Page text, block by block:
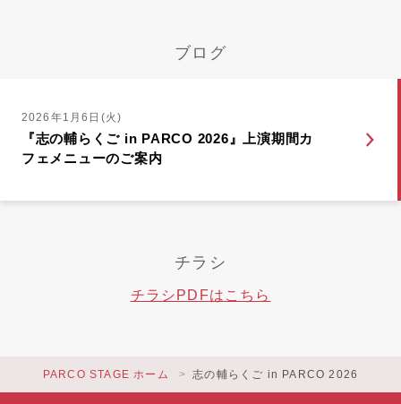
ブログ
2026年1月6日(火)
『志の輔らくご in PARCO 2026』上演期間カ
フェメニューのご案内
チラシ
チラシPDFはこちら
PARCO STAGE ホーム 志の輔らくご in PARCO 2026